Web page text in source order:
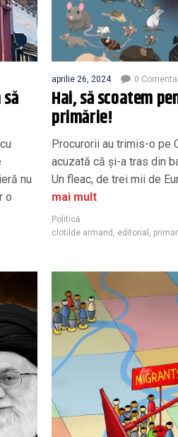
nu
o
aprilie 26, 2024 0
Hai, să scoatem
primărie!
Procurorii au trimis-o pe
acuzată că și-a tras din
Un fleac, de trei mii de
mai mult
Politică
clotilde armand
editorial